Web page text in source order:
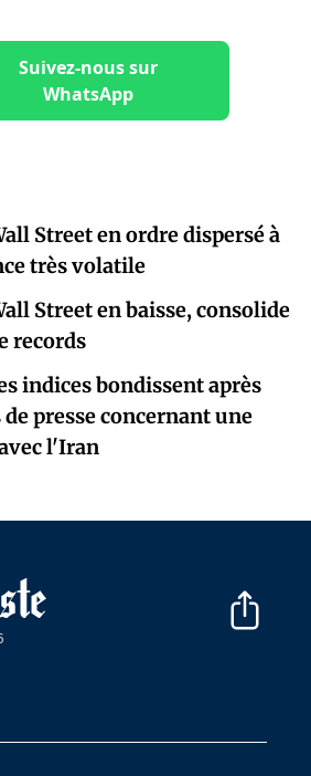
Suivez-nous sur
WhatsApp
Street en ordre dispersé à
très volatile
Street en baisse, consolide
records
indices bondissent après
presse concernant une
l'Iran